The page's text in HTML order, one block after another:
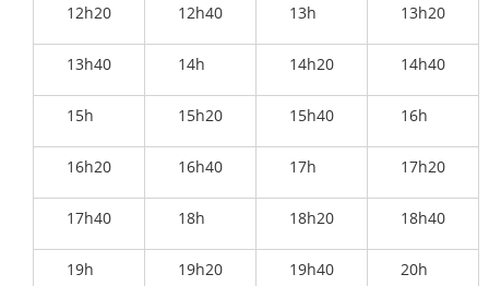
12h20 12h40 13h 13h20
13h40 14h 14h20 14h40
15h 15h20 15h40 16h
16h20 16h40 17h 17h20
17h40 18h 18h20 18h40
19h 19h20 19h40 20h